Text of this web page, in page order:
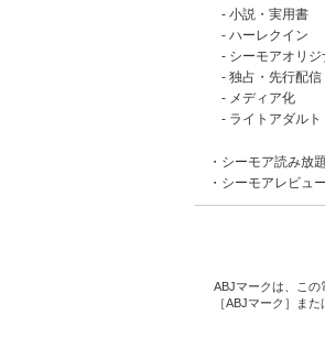
小説・実用書
ハーレクイン
シーモアオリジ
独占・先行配信
メディア化
ライトアダルト
シーモア読み放題
シーモアレビュー
ABJマークは、この
［ABJマーク］ま